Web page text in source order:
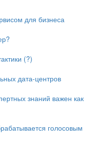
для бизнеса
(?)
дата-центров
знаний важен как
голосовым